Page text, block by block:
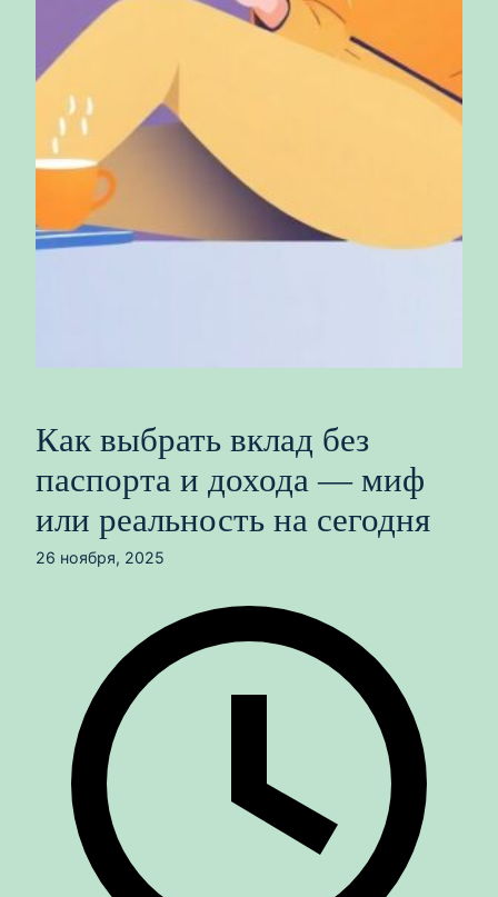
Как выбрать вклад без
паспорта и дохода — миф
или реальность на сегодня
26 ноября, 2025